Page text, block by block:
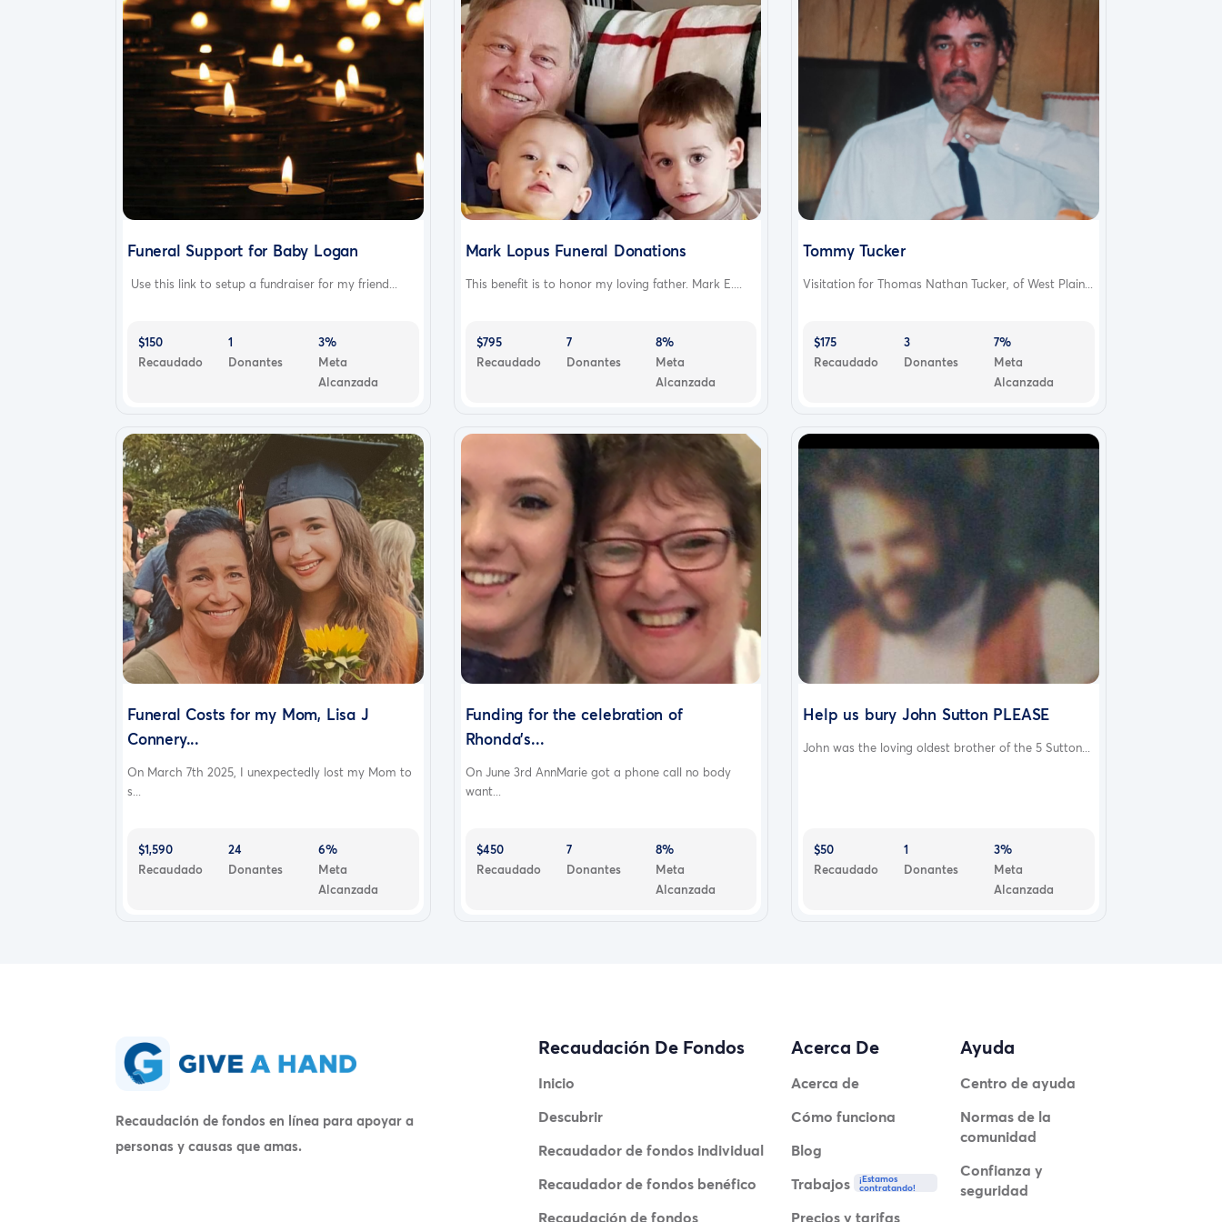
Funeral Support for Baby Logan
Use this link to setup a fundraiser for my friend...
$150
Recaudado
1
Donantes
3%
Meta
Alcanzada
Mark Lopus Funeral Donations
This benefit is to honor my loving father. Mark E....
$795
Recaudado
7
Donantes
8%
Meta
Alcanzada
Tommy Tucker
Visitation for Thomas Nathan Tucker, of West Plain...
$175
Recaudado
3
Donantes
7%
Meta
Alcanzada
Funeral Costs for my Mom, Lisa J
Connery...
On March 7th 2025, I unexpectedly lost my Mom to
s...
$1,590
Recaudado
24
Donantes
6%
Meta
Alcanzada
Funding for the celebration of
Rhonda's...
On June 3rd AnnMarie got a phone call no body
want...
$450
Recaudado
7
Donantes
8%
Meta
Alcanzada
Help us bury John Sutton PLEASE
John was the loving oldest brother of the 5 Sutton...
$50
Recaudado
1
Donantes
3%
Meta
Alcanzada
Recaudación de fondos en línea para apoyar a
personas y causas que amas.
Recaudación De Fondos
Inicio
Descubrir
Recaudador de fondos individual
Recaudador de fondos benéfico
Recaudación de fondos
Acerca De
Acerca de
Cómo funciona
Blog
Trabajos
¡Estamos
contratando!
Precios y tarifas
Ayuda
Centro de ayuda
Normas de la
comunidad
Confianza y
seguridad